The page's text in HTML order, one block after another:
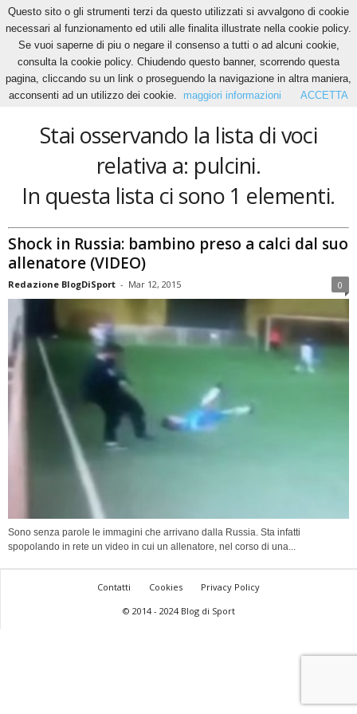
Home Tags Pulcini
pulcini
Stai osservando la lista di voci
relativa a: pulcini.
In questa lista ci sono 1 elementi.
Shock in Russia: bambino preso a calci dal suo
allenatore (VIDEO)
Redazione BlogDiSport - Mar 12, 2015 0
Sono senza parole le immagini che arrivano dalla Russia. Sta infatti
spopolando in rete un video in cui un allenatore, nel corso di una...
Contatti Cookies
Privacy Policy
© 2014 - 2024 Blog di Sport
Questo sito o gli strumenti terzi da questo utilizzati si avvalgono di cookie
necessari al funzionamento ed utili alle finalita illustrate nella cookie policy.
Se vuoi saperne di piu o negare il consenso a tutti o ad alcuni cookie,
consulta la cookie policy. Chiudendo questo banner, scorrendo questa
pagina, cliccando su un link o proseguendo la navigazione in altra maniera,
acconsenti ad un utilizzo dei cookie.
maggiori informazioni ACCETTA